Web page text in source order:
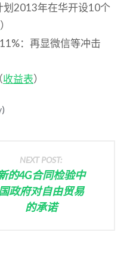
划2013年在华开设10个
）
：再显微信等冲击
收益表）
NEXT POST:
的4G合同检验中
政府对自由贸易
的承诺